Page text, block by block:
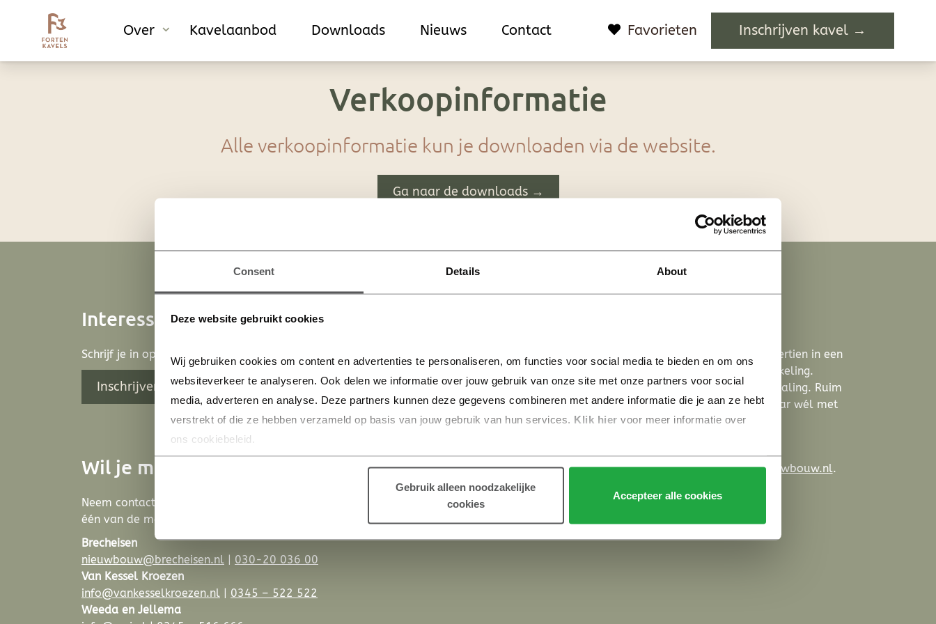
Consent Details About
Deze website gebruikt cookies
Wij gebruiken cookies om content en advertenties te personaliseren, om functies voor social media te bieden en om ons
websiteverkeer te analyseren. Ook delen we informatie over jouw gebruik van onze site met onze partners voor social
media, adverteren en analyse. Deze partners kunnen deze gegevens combineren met andere informatie die je aan ze hebt
verstrekt of die ze hebben verzameld op basis van jouw gebruik van hun services. Klik hier voor meer informatie over
ons cookiebeleid.
Gebruik alleen noodzakelijke
cookies
Accepteer alle cookies
Over Kavelaanbod Downloads Nieuws Contact Favorieten Inschrijven kavel →
Verkoopinformatie
Alle verkoopinformatie kun je downloaden via de website.
Ga naar de downloads →
Interesse in een Fortenkavel?
Schrijf je in op een Fortenkavel.
Inschrijven kavel →
Wil je meer weten?
Neem contact met ons op via
één van de makelaars.
Brecheisen
nieuwbouw@brecheisen.nl | 030-20 036 00
Van Kessel Kroezen
info@vankesselkroezen.nl | 0345 – 522 522
Weeda en Jellema
. Parijsch is niet dertien in een
dozijn. De komende jaren is de wijk nog volop in ontwikkeling.
Parijsch heeft karakter. Elk buurtje heeft een eigen uitstraling. Ruim
1.000 nieuwe woningen verrijzen. Eén groot gebied, maar wél met
afzonderlijke kleine buurtjes.
Alles weten over nieuwbouw? Kijk dan opHeijmansnieuwbouw.nl.
Jouw online hulp bij het kopen van een nieuwbouwhuis.
Over Kavelaanbod Downloads Nieuws Contact Favorieten Inschrijven kavel →